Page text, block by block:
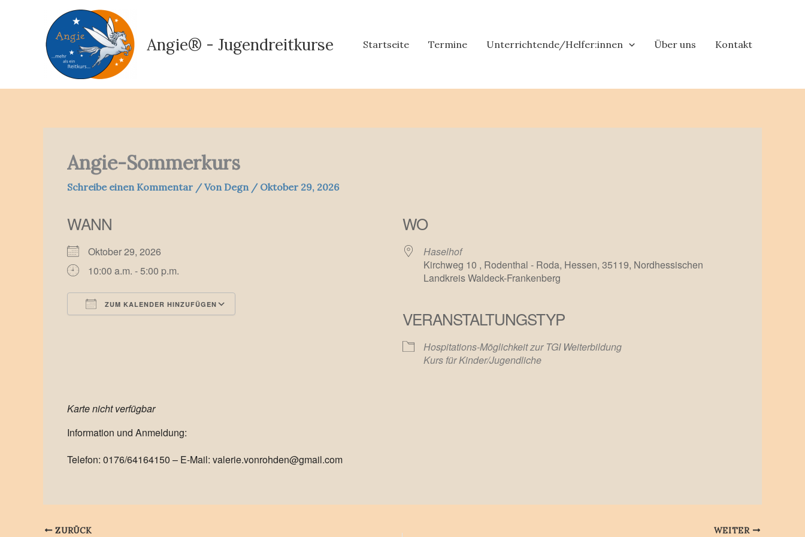
Angie® - Jugendreitkurse Startseite Termine Unterrichtende/Helfer:innen Über uns Kontakt
Angie-Sommerkurs
Schreibe einen Kommentar / Von Degn / Oktober 29, 2026
WANN
Oktober 29, 2026
10:00 a.m. - 5:00 p.m.
ZUM KALENDER HINZUFÜGEN
iCalendar
WO
Haselhof
Kirchweg 10 , Rodenthal - Roda, Hessen, 35119, Nordhessischen
Landkreis Waldeck-Frankenberg
VERANSTALTUNGSTYP
Hospitations-Möglichkeit zur TGI Weiterbildung
Kurs für Kinder/Jugendliche
Karte nicht verfügbar
Information und Anmeldung:
Telefon: 0176/64164150 – E-Mail: valerie.vonrohden@gmail.com
ZURÜCK WEITER